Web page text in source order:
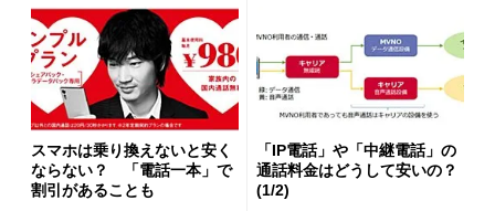
スマホは乗り換えないと安く
ならない？ 「電話一本」で
割引があることも
「IP電話」や「中継電話」の
通話料金はどうして安いの？
(1/2)